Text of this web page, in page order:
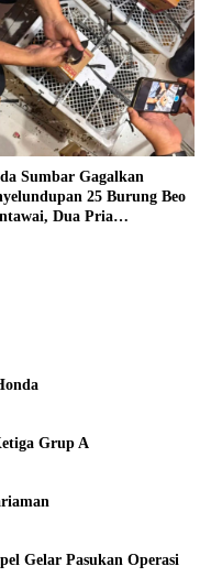
Sumbar Gagalkan
25 Burung Beo
Dua Pria
Grup A
Gelar Pasukan Operasi